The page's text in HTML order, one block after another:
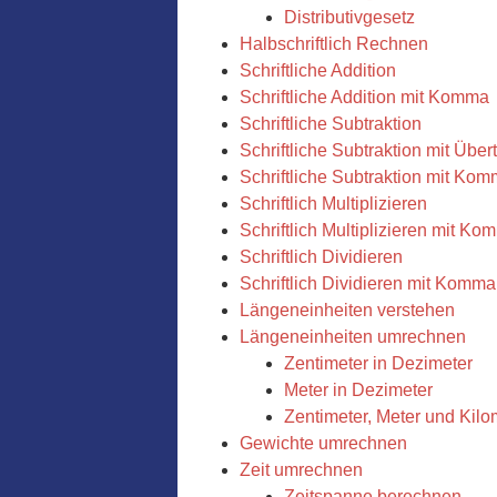
Distributivgesetz
Halbschriftlich Rechnen
Schriftliche Addition
Schriftliche Addition mit Komma
Schriftliche Subtraktion
Schriftliche Subtraktion mit
Schriftliche Subtraktion mit
Schriftlich Multiplizieren
Schriftlich Multiplizieren mit
Schriftlich Dividieren
Schriftlich Dividieren mit Komma
Längeneinheiten verstehen
Längeneinheiten umrechnen
Zentimeter in Dezimeter
Meter in Dezimeter
Zentimeter, Meter und
Gewichte umrechnen
Zeit umrechnen